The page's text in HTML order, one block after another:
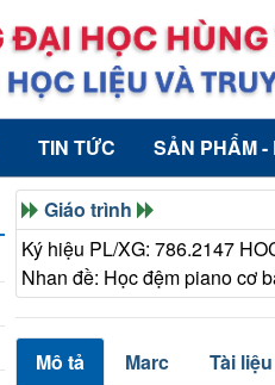
TIN TỨC SẢN PHẨM -
Giáo trình
Ký hiệu PL/XG: 786.2147
Nhan đề: Học đệm piano cơ
Mô tả Marc Tài